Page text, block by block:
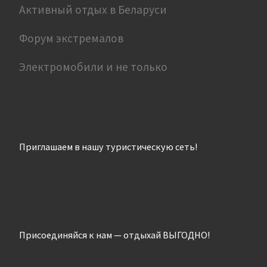
Активный отдых в Беларуси
Форум экстремалов
Электромобили и не только
Приглашаем в нашу туристическую сеть!
Присоединяйся к нам — отдыхай ВЫГОДНО!